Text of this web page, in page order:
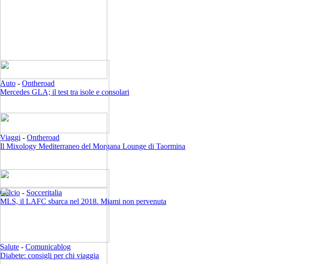
Auto - Ontheroad
Mercedes GLA; il test tra isole e consolari
Viaggi - Ontheroad
Il Mixology Mediterraneo del Morgana Lounge di Taormina
Calcio - Socceritalia
MLS, il LAFC sbarca nel 2018. Miami non pervenuta
Salute - Comunicablog
Diabete: consigli per chi viaggia